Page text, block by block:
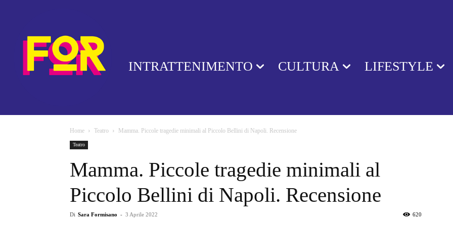
INTRATTENIMENTO CULTURA LIFESTYLE
Home Teatro Mamma. Piccole tragedie minimali al Piccolo Bellini di Napoli. Recensione
Teatro
Mamma. Piccole tragedie minimali al
Piccolo Bellini di Napoli. Recensione
Di Sara Formisano - 3 Aprile 2022 620